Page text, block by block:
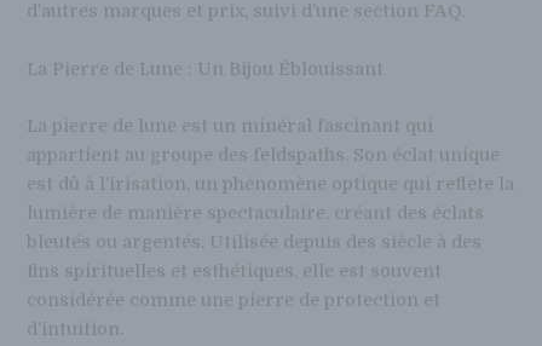
d’autres marques et prix, suivi d’une section FAQ.
La Pierre de Lune : Un Bijou Éblouissant
La pierre de lune est un minéral fascinant qui
appartient au groupe des feldspaths. Son éclat unique
est dû à l’irisation, un phénomène optique qui reflète la
lumière de manière spectaculaire, créant des éclats
bleutés ou argentés. Utilisée depuis des siècle à des
fins spirituelles et esthétiques, elle est souvent
considérée comme une pierre de protection et
d’intuition.